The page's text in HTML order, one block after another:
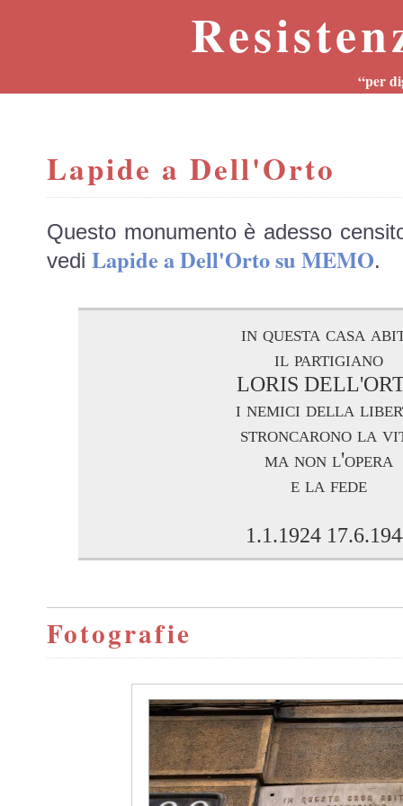
“per
Lapide a Dell'Orto
Questo monumento è adesso
vedi Lapide a Dell'Orto su MEMO.
in questa casa
il partigiano
LORIS
i nemici della
stroncarono la
ma non l'opera
e la fede
1.1.1924
Fotografie